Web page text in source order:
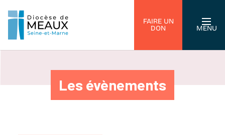
FAIRE UN
DON
MENU
Les évènements